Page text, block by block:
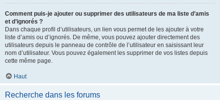
Comment puis-je ajouter ou supprimer des utilisateurs de ma liste d’amis
et d’ignorés ?
Dans chaque profil d’utilisateurs, un lien vous permet de les ajouter à votre
liste d’amis ou d’ignorés. De même, vous pouvez ajouter directement des
utilisateurs depuis le panneau de contrôle de l’utilisateur en saisissant leur
nom d’utilisateur. Vous pouvez également les supprimer de vos listes depuis
cette même page.
Haut
Recherche dans les forums